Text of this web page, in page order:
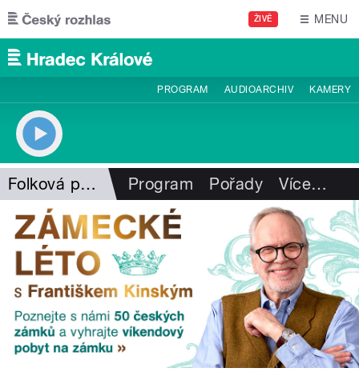
Přejít k hlavnímu obsahu
ŽIVĚ MENU
PROGRAM AUDIOARCHIV KAMERY
Folková pohlazení Program Pořady Více…